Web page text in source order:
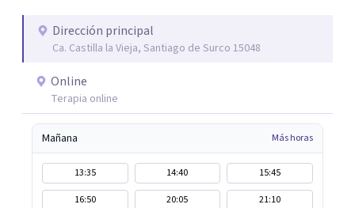
Dirección principal
Ca. Castilla la Vieja, Santiago de Surco 15048
Online
Terapia online
Mañana Más horas
13:35 14:40
15:45
16:50
20:05 21:10